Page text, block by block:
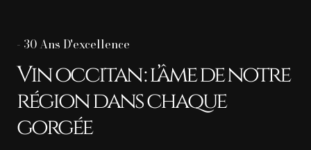
- 30 Ans D'excellence
Vin occitan : l’âme de notre
région dans chaque
gorgée